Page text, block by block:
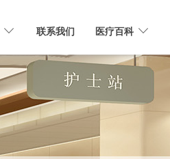
联系我们 医疗百科